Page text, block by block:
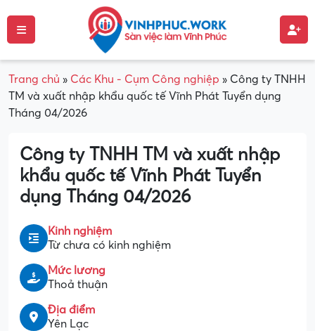
Trang chủ » Các Khu - Cụm Công nghiệp » Công ty TNHH
TM và xuất nhập khẩu quốc tế Vĩnh Phát Tuyển dụng
Tháng 04/2026
Công ty TNHH TM và xuất nhập
khẩu quốc tế Vĩnh Phát Tuyển
dụng Tháng 04/2026
Kinh nghiệm
Từ chưa có kinh nghiệm
Mức lương
Thoả thuận
Địa điểm
Yên Lạc